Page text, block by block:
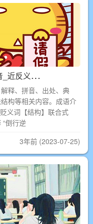
倒
行逆施的意思是什么_解释_拼音_近反义词_出处
释、拼音、出处、典
构等相关内容。成语介
义词【结构】联合式
“倒行逆
3年前 (2023-07-25)